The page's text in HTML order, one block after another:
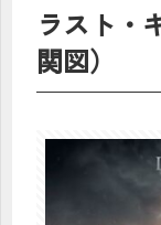
ラスト・
関図）